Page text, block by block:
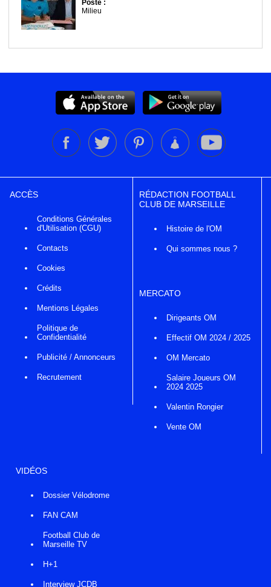
Poste :
Milieu
ACCÈS
Conditions Générales
d'Utilisation (CGU)
Contacts
Cookies
Crédits
Mentions Légales
Politique de
Confidentialité
Publicité / Annonceurs
Recrutement
RÉDACTION FOOTBALL
CLUB DE MARSEILLE
Histoire de l'OM
Qui sommes nous ?
MERCATO
Dirigeants OM
Effectif OM 2024 / 2025
OM Mercato
Salaire Joueurs OM
2024 2025
Valentin Rongier
Vente OM
VIDÉOS
Dossier Vélodrome
FAN CAM
Football Club de
Marseille TV
H+1
Interview JCDB